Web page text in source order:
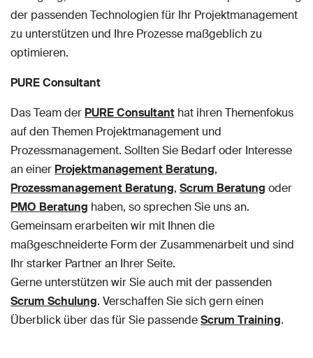
der passenden Technologien für Ihr Projektmanagement
zu unterstützen und Ihre Prozesse maßgeblich zu
optimieren.
PURE Consultant
Das Team der PURE Consultant hat ihren Themenfokus
auf den Themen Projektmanagement und
Prozessmanagement. Sollten Sie Bedarf oder Interesse
an einer Projektmanagement Beratung,
Prozessmanagement Beratung, Scrum Beratung oder
PMO Beratung haben, so sprechen Sie uns an.
Gemeinsam erarbeiten wir mit Ihnen die
maßgeschneiderte Form der Zusammenarbeit und sind
Ihr starker Partner an Ihrer Seite.
Gerne unterstützen wir Sie auch mit der passenden
Scrum Schulung. Verschaffen Sie sich gern einen
Überblick über das für Sie passendeScrum Training.